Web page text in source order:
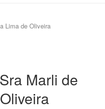
Lima de Oliveira
Marli de